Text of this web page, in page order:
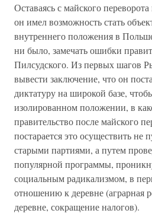
Оставаясь с майского
он имел возможность стать
внутреннего положения в
ни было, замечать ошибки
Пилсудского. Из первых шагов
вывести заключение, что он
диктатуру на широкой базе,
изолированном положении, в
правительство после майского
постарается это осуществить не
старыми партиями, а путем
популярной программы,
социальным радикализмом, в
отношению к деревне (аграрная
деревне, сокращение налогов).